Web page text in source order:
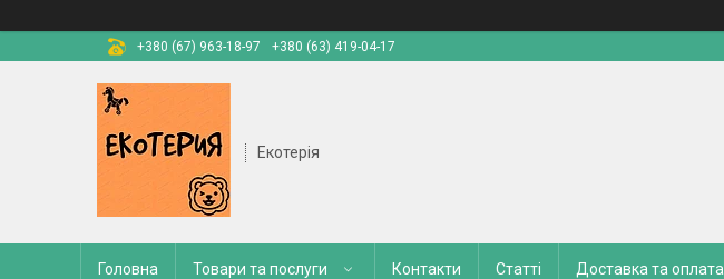
+380 (67) 963-18-97
+380 (63) 419-04-17
Екотерія
Головна Товари та послуги Контакти Статті Доставка та оплата